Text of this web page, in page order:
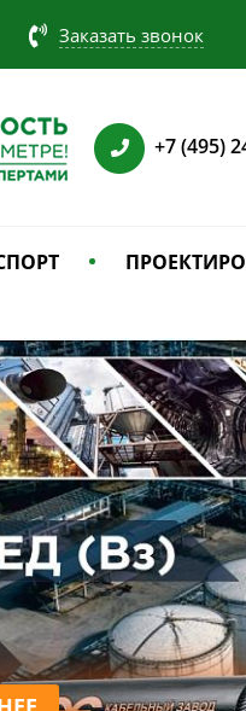
Заказать звонок
+7 (495)